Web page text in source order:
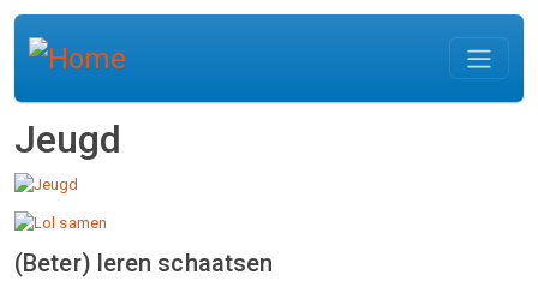
Overslaan en naar de inhoud gaan
Jeugd
(Beter) leren schaatsen